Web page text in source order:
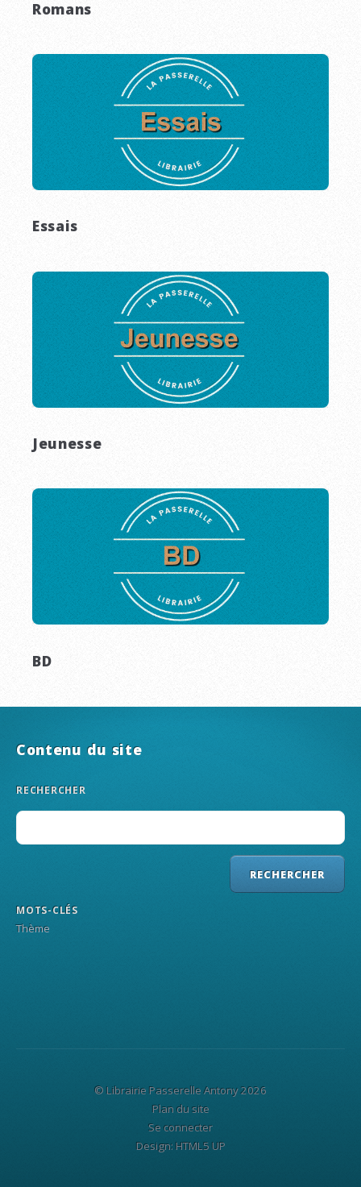
Romans
Essais
Jeunesse
BD
Contenu du site
RECHERCHER
MOTS-CLÉS
Thème
© Librairie Passerelle Antony 2026
Plan du site
Se connecter
Design: HTML5 UP